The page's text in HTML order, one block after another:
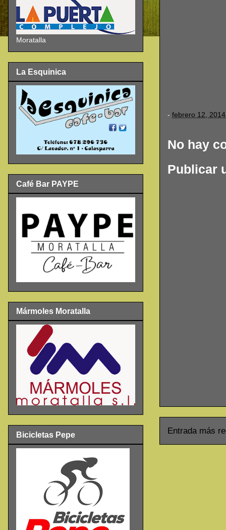
- febrero 12, 2014
No hay
Publicar
Entrada más
Moratalla
La Esquinica
Café Bar PAYPE
Mármoles Moratalla
Bicicletas Pepe